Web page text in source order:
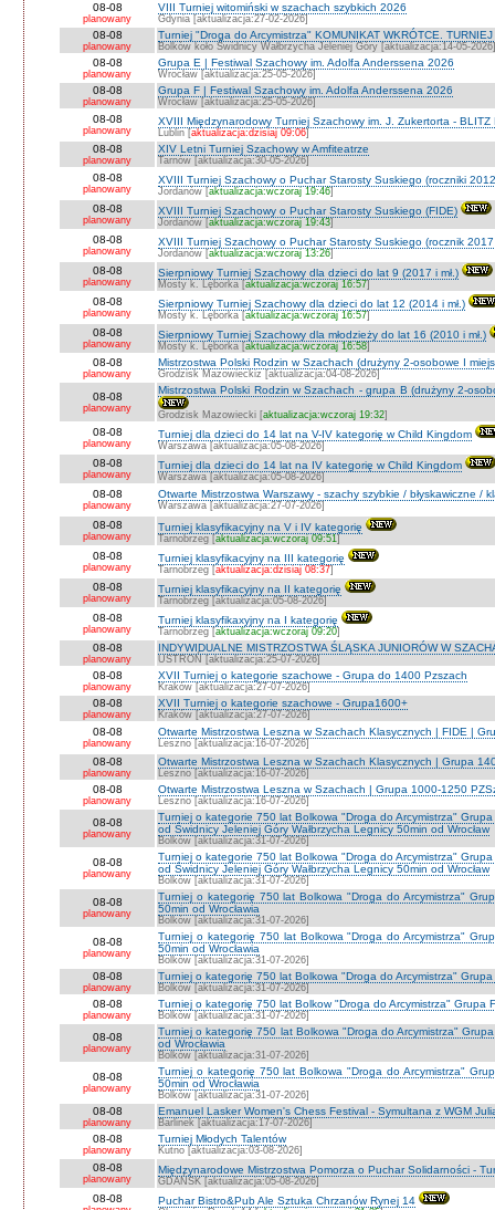
08-08
planowany
VIII Turniej witomiński w szachach szybkich 2026
Gdynia [aktualizacja:27-02-2026]
08-08
planowany
Turniej "Droga do Arcymistrza" KOMUNIKAT WKRÓTCE.
Bolków koło Świdnicy Wałbrzycha Jeleniej Góry [aktualizacja:14-05-2026]
08-08
planowany
Grupa E | Festiwal Szachowy im. Adolfa Anderssena 2026
Wrocław [aktualizacja:25-05-2026]
08-08
planowany
Grupa F | Festiwal Szachowy im. Adolfa Anderssena 2026
Wrocław [aktualizacja:25-05-2026]
08-08
planowany
XVIII Międzynarodowy Turniej Szachowy im. J. Zukertorta -
Lublin [aktualizacja:dzisiaj 09:06]
08-08
planowany
XIV Letni Turniej Szachowy w Amfiteatrze
Tarnów [aktualizacja:30-05-2026]
08-08
planowany
XVIII Turniej Szachowy o Puchar Starosty Suskiego (roczniki
Jordanów [aktualizacja:wczoraj 19:46]
08-08
planowany
XVIII Turniej Szachowy o Puchar Starosty Suskiego (FIDE)
Jordanów [aktualizacja:wczoraj 19:43]
08-08
planowany
XVIII Turniej Szachowy o Puchar Starosty Suskiego (rocznik 2017
Jordanów [aktualizacja:wczoraj 13:26]
08-08
planowany
Sierpniowy Turniej Szachowy dla dzieci do lat 9 (2017 i mł.)
Mosty k. Lęborka [aktualizacja:wczoraj 16:57]
08-08
planowany
Sierpniowy Turniej Szachowy dla dzieci do lat 12 (2014 i mł.)
Mosty k. Lęborka [aktualizacja:wczoraj 16:57]
08-08
planowany
Sierpniowy Turniej Szachowy dla młodzieży do lat 16 (2010 i mł.)
Mosty k. Lęborka [aktualizacja:wczoraj 16:58]
08-08
planowany
Mistrzostwa Polski Rodzin w Szachach (drużyny 2-osobowe I
Grodzisk Mazowieckiz [aktualizacja:04-08-2026]
08-08
planowany
Mistrzostwa Polski Rodzin w Szachach - grupa B (drużyny 2-
Grodzisk Mazowiecki [aktualizacja:wczoraj 19:32]
08-08
planowany
Turniej dla dzieci do 14 lat na V-IV kategorię w Child Kingdom
Warszawa [aktualizacja:05-08-2026]
08-08
planowany
Turniej dla dzieci do 14 lat na IV kategorię w Child Kingdom
Warszawa [aktualizacja:05-08-2026]
08-08
planowany
Otwarte Mistrzostwa Warszawy - szachy szybkie / błyskawiczne /
Warszawa [aktualizacja:27-07-2026]
08-08
planowany
Turniej klasyfikacyjny na V i IV kategorię
Tarnobrzeg [aktualizacja:wczoraj 09:51]
08-08
planowany
Turniej klasyfikacyjny na III kategorię
Tarnobrzeg [aktualizacja:dzisiaj 08:37]
08-08
planowany
Turniej klasyfikacyjny na II kategorię
Tarnobrzeg [aktualizacja:05-08-2026]
08-08
planowany
Turniej klasyfikaxyjny na I kategorię
Tarnobrzeg [aktualizacja:wczoraj 09:20]
08-08
planowany
INDYWIDUALNE MISTRZOSTWA ŚLĄSKA JUNIORÓW W
USTROŃ [aktualizacja:25-07-2026]
08-08
planowany
XVII Turniej o kategorie szachowe - Grupa do 1400 Pzszach
Kraków [aktualizacja:27-07-2026]
08-08
planowany
XVII Turniej o kategorie szachowe - Grupa1600+
Kraków [aktualizacja:27-07-2026]
08-08
planowany
Otwarte Mistrzostwa Leszna w Szachach Klasycznych | FIDE |
Leszno [aktualizacja:16-07-2026]
08-08
planowany
Otwarte Mistrzostwa Leszna w Szachach Klasycznych | Grupa
Leszno [aktualizacja:16-07-2026]
08-08
planowany
Otwarte Mistrzostwa Leszna w Szachach | Grupa 1000-1250
Leszno [aktualizacja:16-07-2026]
08-08
planowany
Turniej o kategorie 750 lat Bolkowa "Droga do Arcymistrza"
od Świdnicy Jeleniej Góry Wałbrzycha Legnicy 50min od Wrocław
Bolków [aktualizacja:31-07-2026]
08-08
planowany
Turniej o kategorie 750 lat Bolkowa "Droga do Arcymistrza"
od Świdnicy Jeleniej Góry Wałbrzycha Legnicy 50min od Wrocław
Bolków [aktualizacja:31-07-2026]
08-08
planowany
Turniej o kategorię 750 lat Bolkowa "Droga do Arcymistrza"
50min od Wrocławia
Bolków [aktualizacja:31-07-2026]
08-08
planowany
Turniej o kategorię 750 lat Bolkowa "Droga do Arcymistrza"
50min od Wrocławia
Bolków [aktualizacja:31-07-2026]
08-08
planowany
Turniej o kategorię 750 lat Bolkowa "Droga do Arcymistrza"
Bolków [aktualizacja:31-07-2026]
08-08
planowany
Turniej o kategorię 750 lat Bolkow "Droga do Arcymistrza" Grupa
Bolków [aktualizacja:31-07-2026]
08-08
planowany
Turniej o kategorię 750 lat Bolkowa "Droga do Arcymistrza"
od Wrocławia
Bolków [aktualizacja:31-07-2026]
08-08
planowany
Turniej o kategorię 750 lat Bolkowa "Droga do Arcymistrza"
50min od Wrocławia
Bolków [aktualizacja:31-07-2026]
08-08
planowany
Emanuel Lasker Women's Chess Festival - Symultana z WGM
Barlinek [aktualizacja:17-07-2026]
08-08
planowany
Turniej Młodych Talentów
Kutno [aktualizacja:03-08-2026]
08-08
planowany
Międzynarodowe Mistrzostwa Pomorza o Puchar Solidarności -
GDAŃSK [aktualizacja:05-08-2026]
08-08 Puchar Bistro&Pub Ale Sztuka Chrzanów Rynej 14